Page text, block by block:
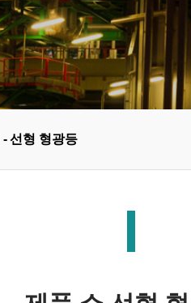
선형 형광등